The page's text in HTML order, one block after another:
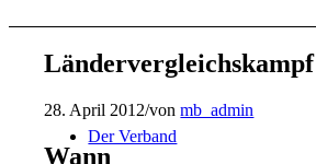
Der Verband
Ländervergleichskampf
28. April 2012/vonmb_admin
Wann